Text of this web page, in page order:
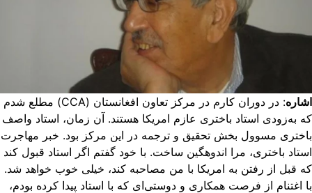
: در دوران کارم در مرکز تعاون افغانستان (CCA) مطلع شدم
به‌زودی استاد باختری عازم امریکا هستند. آن زمان، استاد واصف
مسوول بخش تحقیق و ترجمه در این مرکز بود. خبر مهاجرت
باختری، مرا اندوهگین ساخت. با خود گفتم اگر استاد قبول کند
قبل از رفتن به امریکا با من مصاحبه کند، خیلی خوب خواهد شد.
اغتنام از فرصت همکاری و دوستی‌ای که با استاد پیدا کرده بودم،